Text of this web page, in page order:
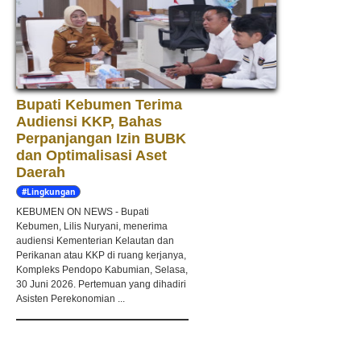
Bupati Kebumen Terima
Audiensi KKP, Bahas
Perpanjangan Izin BUBK
dan Optimalisasi Aset
Daerah
#Lingkungan
KEBUMEN ON NEWS - Bupati
Kebumen, Lilis Nuryani, menerima
audiensi Kementerian Kelautan dan
Perikanan atau KKP di ruang kerjanya,
Kompleks Pendopo Kabumian, Selasa,
30 Juni 2026. Pertemuan yang dihadiri
Asisten Perekonomian ...